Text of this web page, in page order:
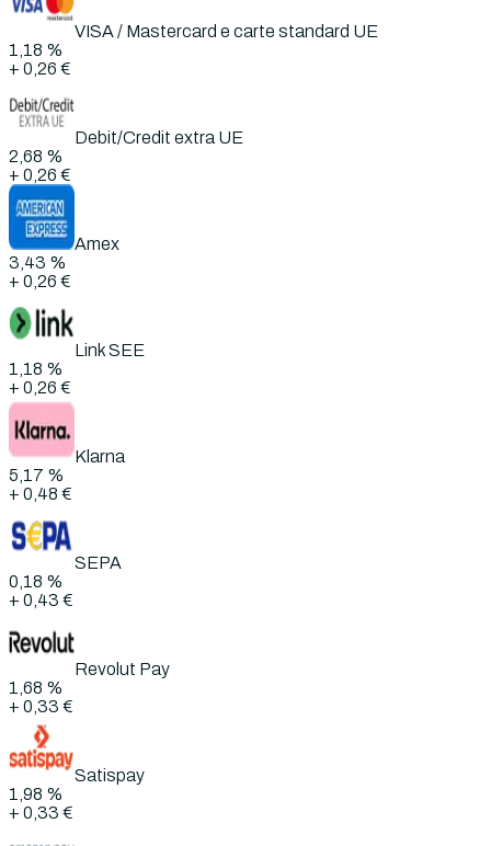
VISA / Mastercard e carte standard UE
1,18 %
+ 0,26 €
Debit/Credit extra UE
2,68 %
+ 0,26 €
Amex
3,43 %
+ 0,26 €
Link SEE
1,18 %
+ 0,26 €
Klarna
5,17 %
+ 0,48 €
SEPA
0,18 %
+ 0,43 €
Revolut Pay
1,68 %
+ 0,33 €
Satispay
1,98 %
+ 0,33 €